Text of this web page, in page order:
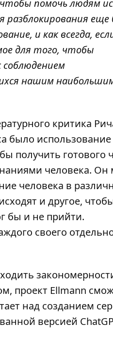
чтобы помочь людям
еще
и как всегда,
для того, чтобы
нашим
критика
было использование
получить готового
человека. Он
человека в
и другое,
бы и не прийти.
своего
проект Ellmann
над созданием
версией